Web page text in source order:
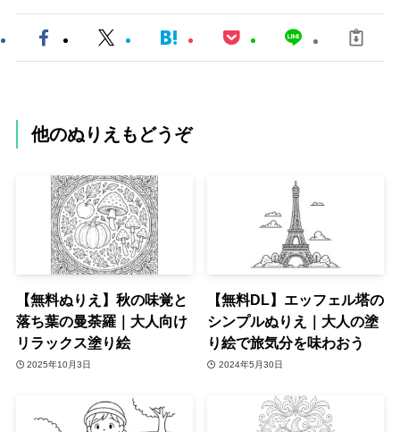
他のぬりえもどうぞ
【無料ぬりえ】秋の味覚と
落ち葉の曼荼羅｜大人向け
リラックス塗り絵
2025年10月3日
【無料DL】エッフェル塔の
シンプルぬりえ｜大人の塗
り絵で旅気分を味わおう
2024年5月30日